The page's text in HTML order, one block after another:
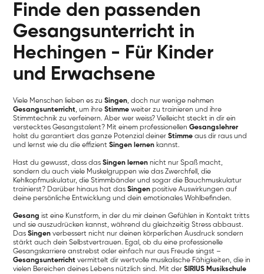
Finde den passenden
Gesangsunterricht in
Hechingen - Für Kinder
und Erwachsene
Viele Menschen lieben es zuSingen, doch nur wenige nehmen
Gesangsunterricht, um ihreStimme weiter zu trainieren und ihre
Stimmtechnik zu verfeinern. Aber wer weiss? Vielleicht steckt in dir ein
verstecktes Gesangstalent? Mit einem professionellenGesangslehrer
holst du garantiert das ganze Potenzial deinerStimme aus dir raus und
und lernst wie du die effizientSingen lernen kannst.
Hast du gewusst, dass dasSingen lernen nicht nur Spaß macht,
sondern du auch viele Muskelgruppen wie das Zwerchfell, die
Kehlkopfmuskulatur, die Stimmbänder und sogar die Bauchmuskulatur
trainierst? Darüber hinaus hat dasSingen positive Auswirkungen auf
deine persönliche Entwicklung und dein emotionales Wohlbefinden.
Gesang ist eine Kunstform, in der du mir deinen Gefühlen in Kontakt tritts
und sie auszudrücken kannst, während du gleichzeitig Stress abbaust.
DasSingen verbessert nicht nur deinen körperlichen Ausdruck sondern
stärkt auch dein Selbstvertrauen. Egal, ob du eine professionelle
Gesangskarriere anstrebst oder einfach nur aus Freude singst –
Gesangsunterricht vermittelt dir wertvolle musikalische Fähigkeiten, die in
vielen Bereichen deines Lebens nützlich sind. Mit derSIRIUS Musikschule